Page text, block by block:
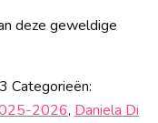
deze geweldige
Categorieën:
2026, Daniela Di